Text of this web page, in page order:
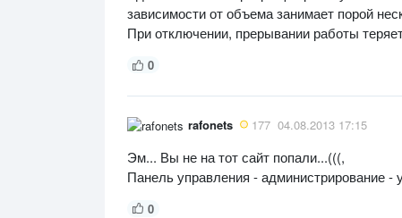
зависимости от объема занимает порой
При отключении, прерывании работы
0
rafonets 177 04.08.2013 17:15
Эм... Вы не на тот сайт попали...(((,
Панель управления - администрирование -
0